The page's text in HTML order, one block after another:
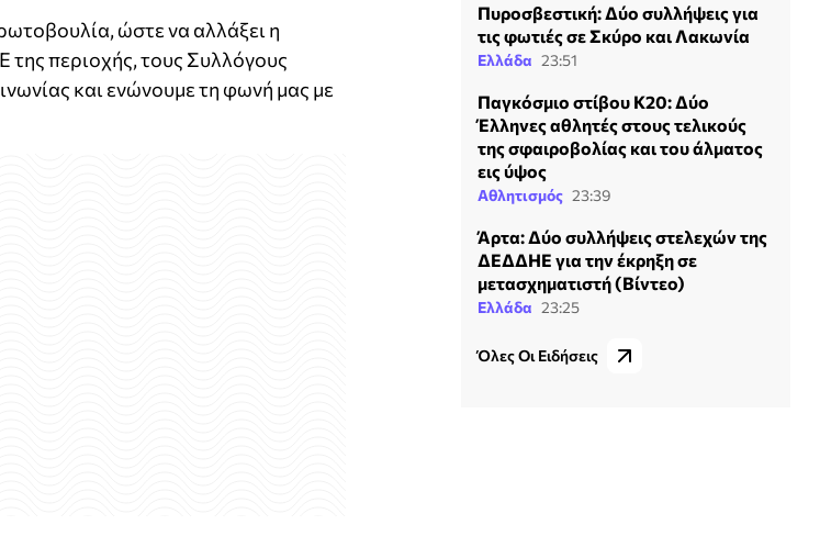
ώστε να αλλάξει η
περιοχής, τους Συλλόγους
και ενώνουμε τη φωνή μας με
Πυροσβεστική: Δύο συλλήψεις για
τις φωτιές σε Σκύρο και Λακωνία
Ελλάδα 23:51
Παγκόσμιο στίβου Κ20: Δύο
Έλληνες αθλητές στους τελικούς
της σφαιροβολίας και του άλματος
εις ύψος
Αθλητισμός 23:39
Άρτα: Δύο συλλήψεις στελεχών της
ΔΕΔΔΗΕ για την έκρηξη σε
μετασχηματιστή (Βίντεο)
Ελλάδα 23:25
Όλες Οι Ειδήσεις